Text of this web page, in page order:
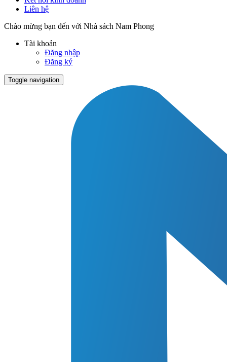
Liên hệ
Chào mừng bạn đến với Nhà sách Nam Phong
Tài khoản
Đăng nhập
Đăng ký
Toggle navigation